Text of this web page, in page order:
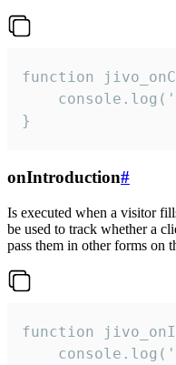
function
}
onIntroduction#
Is executed when a visitor
be used to track whether a
pass them in other forms on
function